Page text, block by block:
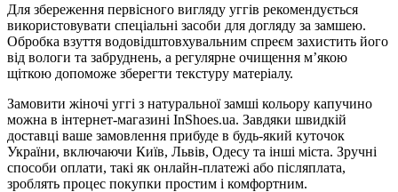
Для збереження первісного вигляду уггів рекомендується
використовувати спеціальні засоби для догляду за замшею.
Обробка взуття водовідштовхувальним спреєм захистить його
від вологи та забруднень, а регулярне очищення м’якою
щіткою допоможе зберегти текстуру матеріалу.
Замовити жіночі уггі з натуральної замші кольору капучино
можна в інтернет-магазині InShoes.ua. Завдяки швидкій
доставці ваше замовлення прибуде в будь-який куточок
України, включаючи Київ, Львів, Одесу та інші міста. Зручні
способи оплати, такі як онлайн-платежі або післяплата,
зроблять процес покупки простим і комфортним.